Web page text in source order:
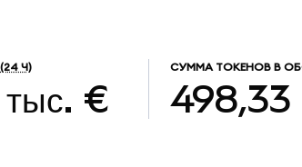
(24 Ч)
€
СУММА ТОКЕНОВ В
498,33